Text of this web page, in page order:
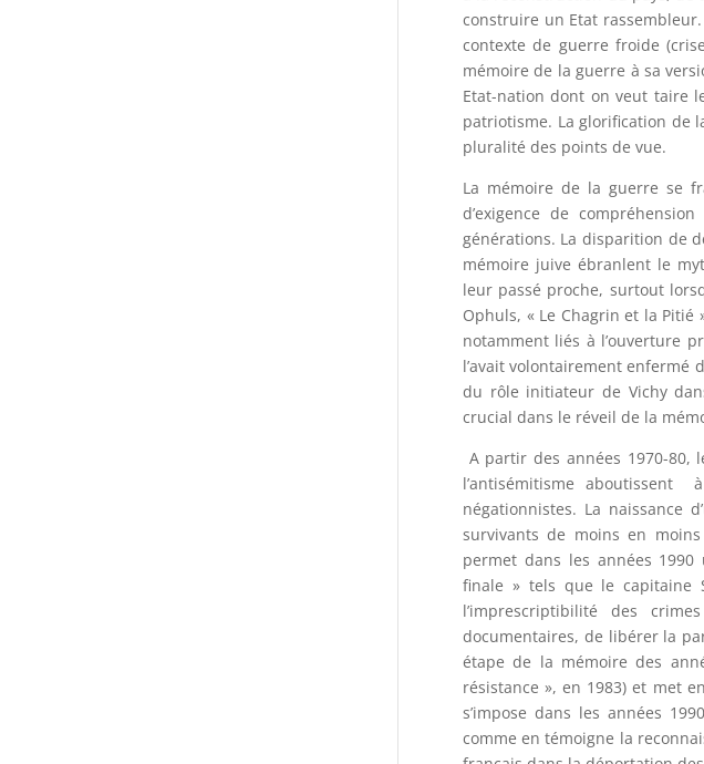
construire un Etat
contexte de guerre froide
mémoire de la guerre à sa
Etat-nation dont on veut taire
patriotisme. La glorification de
pluralité des points de vue.
La mémoire de la guerre se
d’exigence de
générations. La disparition de
mémoire juive ébranlent le
leur passé proche, surtout
Ophuls, « Le Chagrin et la
notamment liés à l’ouverture
l’avait volontairement enfermé
du rôle initiateur de Vichy
crucial dans le réveil de la
A partir des années 1970-80,
l’antisémitisme aboutissent
négationnistes. La naissance
survivants de moins en
permet dans les années 1990
finale » tels que le capitaine
l’imprescriptibilité des
documentaires, de libérer la
étape de la mémoire des
résistance », en 1983) et met
s’impose dans les années
comme en témoigne la